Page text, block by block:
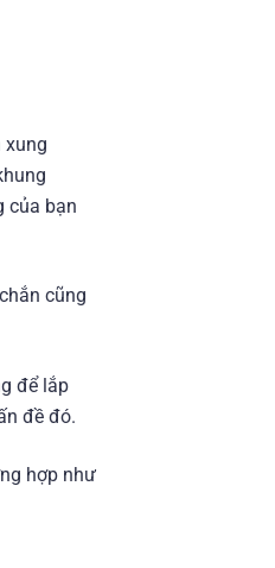
xung
của bạn
cũng
để lắp
đề đó.
hợp như